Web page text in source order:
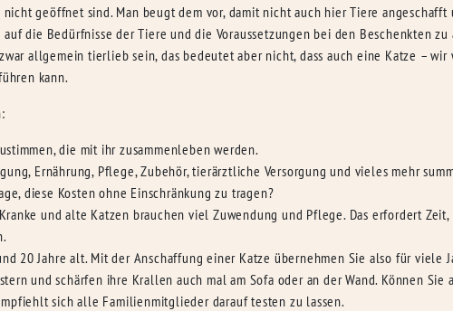
geöffnet sind. Man beugt dem vor, damit nicht auch hier Tiere
die Bedürfnisse der Tiere und die Voraussetzungen bei den Beschenkten zu
allgemein tierlieb sein, das bedeutet aber nicht, dass auch eine Katze –
kann.
die mit ihr zusammenleben werden.
Ernährung, Pflege, Zubehör, tierärztliche Versorgung und vieles mehr
diese Kosten ohne Einschränkung zu tragen?
und alte Katzen brauchen viel Zuwendung und Pflege. Das erfordert
20 Jahre alt. Mit der Anschaffung einer Katze übernehmen Sie also für viele
und schärfen ihre Krallen auch mal am Sofa oder an der Wand. Können Sie
sich alle Familienmitglieder darauf testen zu lassen.